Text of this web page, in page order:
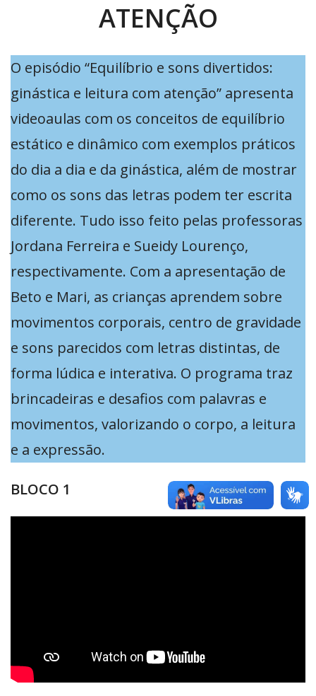
ATENÇÃO
O episódio “Equilíbrio e sons divertidos:
ginástica e leitura com atenção” apresenta
videoaulas com os conceitos de equilíbrio
estático e dinâmico com exemplos práticos
do dia a dia e da ginástica, além de mostrar
como os sons das letras podem ter escrita
diferente. Tudo isso feito pelas professoras
Jordana Ferreira e Sueidy Lourenço,
respectivamente. Com a apresentação de
Beto e Mari, as crianças aprendem sobre
movimentos corporais, centro de gravidade
e sons parecidos com letras distintas, de
forma lúdica e interativa. O programa traz
brincadeiras e desafios com palavras e
movimentos, valorizando o corpo, a leitura
e a expressão.
BLOCO 1